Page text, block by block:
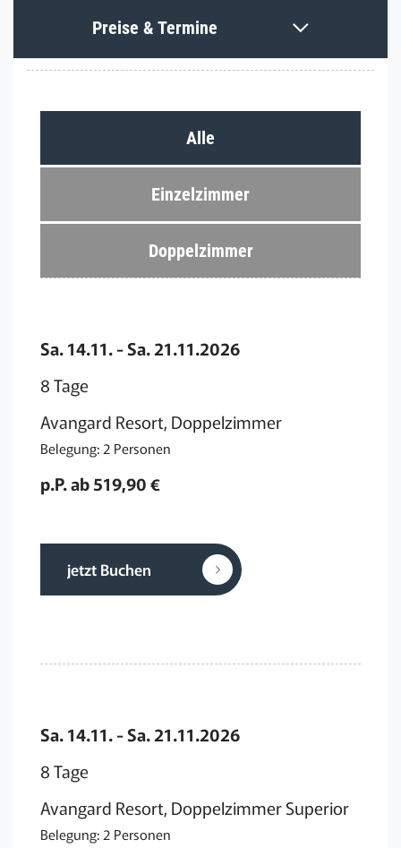
Preise & Termine
Alle
Einzelzimmer
Doppelzimmer
Sa. 14.11. - Sa. 21.11.2026
8 Tage
Avangard Resort, Doppelzimmer
Belegung: 2 Personen
p.P. ab 519,90 €
jetzt Buchen
Sa. 14.11. - Sa. 21.11.2026
8 Tage
Avangard Resort, Doppelzimmer Superior
Belegung: 2 Personen